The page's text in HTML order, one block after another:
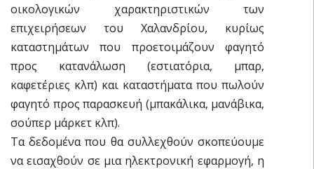
οικολογικών χαρακτηριστικών των
επιχειρήσεων του Χαλανδρίου, κυρίως
καταστημάτων που προετοιμάζουν φαγητό
προς κατανάλωση (εστιατόρια, μπαρ,
καφετέριες κλπ) και καταστήματα που πωλούν
φαγητό προς παρασκευή (μπακάλικα, μανάβικα,
σούπερ μάρκετ κλπ).
Τα δεδομένα που θα συλλεχθούν σκοπεύουμε
να εισαχθούν σε μια ηλεκτρονική εφαρμογή, η